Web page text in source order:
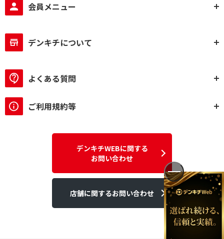
会員メニュー
デンキチについて
よくある質問
ご利用規約等
デンキチWEBに関する
お問い合わせ
店舗に関するお問い合わせ